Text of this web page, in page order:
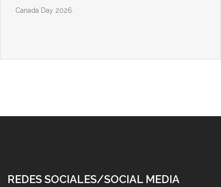
Canada Day 2026.
REDES SOCIALES/SOCIAL MEDIA